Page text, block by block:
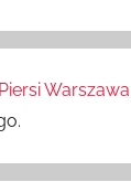
Warszawa